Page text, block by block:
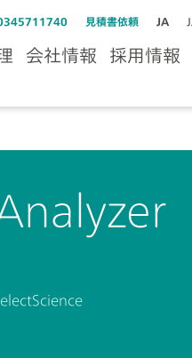
見積書依頼 JA
会社情報 採用情報